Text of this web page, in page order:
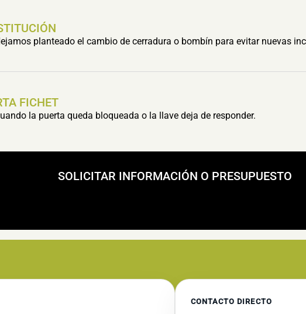
planteado el cambio de cerradura o bombín para evitar nuevas
FICHET
la puerta queda bloqueada o la llave deja de responder.
SOLICITAR INFORMACIÓN O PRESUPUESTO
CONTACTO DIRECTO